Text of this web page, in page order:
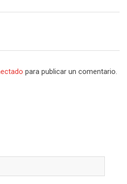
para publicar un comentario.